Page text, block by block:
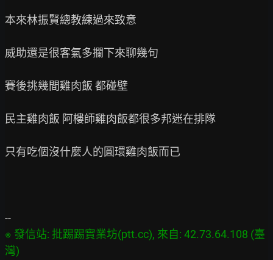
本來林振賢總教練過來致意
威助還是很客氣多攔下來聊幾句
賽後挑幾間雞肉飯 都碰壁
民主雞肉飯 阿樓師雞肉飯都很多邦迷在排隊
只有吃個沒什麼人的圓環雞肉飯而已
※ 發信站: 批踢踢實業坊(ptt.cc), 來自: 42.73.64.108 (臺
灣)